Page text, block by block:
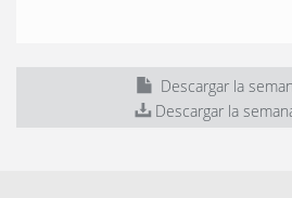
Descargar la
Descargar la